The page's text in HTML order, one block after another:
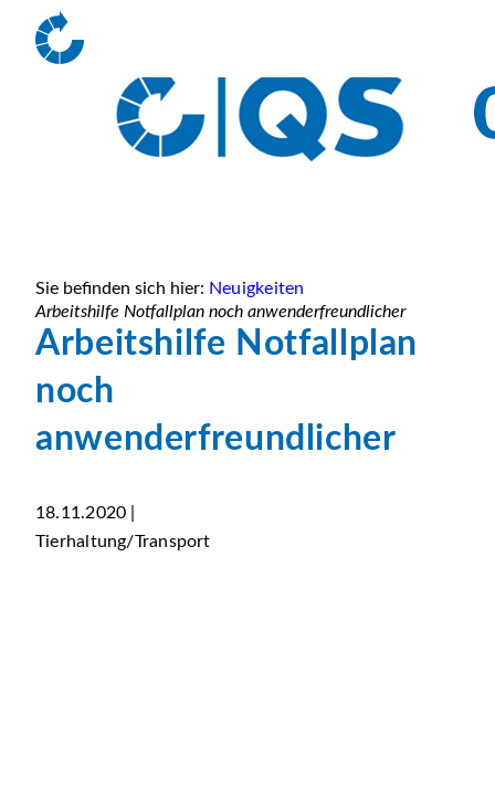
Sie befinden sich hier: Neuigkeiten
Arbeitshilfe Notfallplan noch anwenderfreundlicher
Arbeitshilfe Notfallplan
noch
anwenderfreundlicher
18.11.2020 |
Tierhaltung/Transport